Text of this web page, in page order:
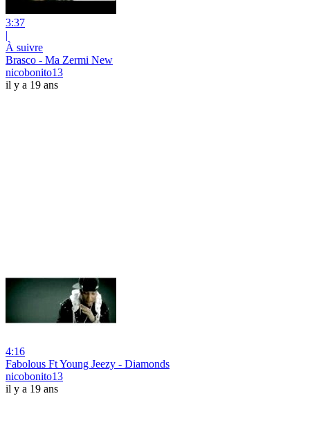
3:37
|
À suivre
Brasco - Ma Zermi New
nicobonito13
il y a 19 ans
4:16
Fabolous Ft Young Jeezy - Diamonds
nicobonito13
il y a 19 ans